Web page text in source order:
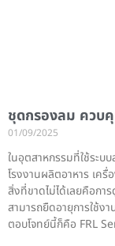
ชุดกรองลม ควบ
01/09/2025
ในอุตสาหกรรมที่ใช้ระบ
โรงงานผลิตอาหาร เค
สิ่งที่ขาดไม่ได้เลยคือก
สามารถยืดอายุการใช้
ตอบโจทย์นี้ก็คือ FRL